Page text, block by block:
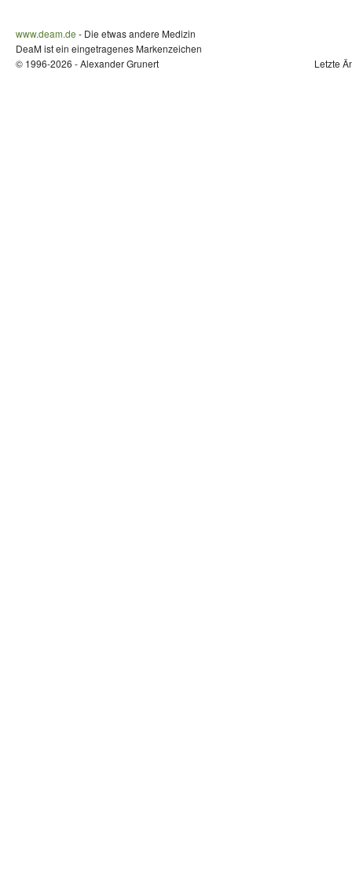
www.deam.de - Die etwas andere Medizin
DeaM ist ein eingetragenes Markenzeichen
© 1996-2026 - Alexander Grunert
Letzte